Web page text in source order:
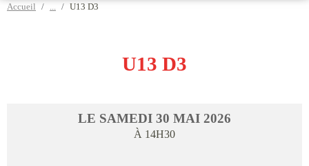
Accueil U13 D3
U13 D3
LE SAMEDI 30 MAI 2026
À 14H30